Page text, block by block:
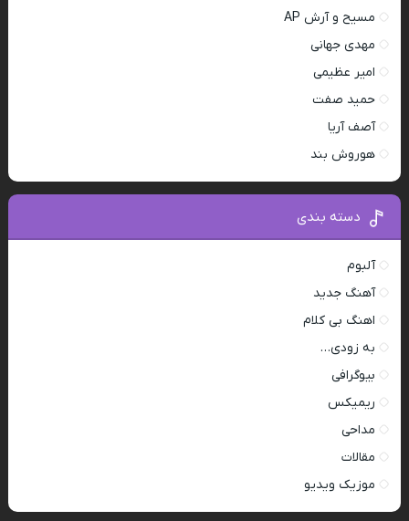
مسیح و آرش AP
مهدی جهانی
امیر عظیمی
حمید صفت
آصف آریا
هوروش بند
دسته بندی
آلبوم
آهنگ جدید
اهنگ بی کلام
به زودی…
بیوگرافی
ریمیکس
مداحی
مقالات
موزیک ویدیو